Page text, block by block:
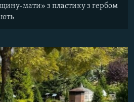
мати» з пластику з гербом